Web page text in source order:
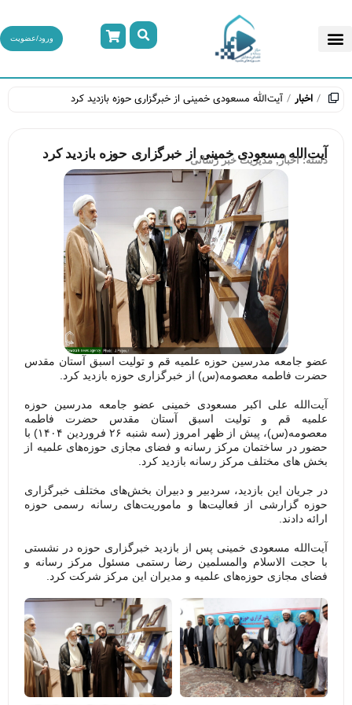
ورود/عضویت
اخبار آیت‌الله مسعودی خمینی از خبرگزاری حوزه بازدید کرد
آیت‌الله مسعودی خمینی از خبرگزاری حوزه بازدید کرد
دسته:اخبار,مدیریت خبر رسانی
عضو جامعه مدرسین حوزه علمیه قم و تولیت اسبق آستان مقدس
حضرت فاطمه معصومه(س) از خبرگزاری حوزه بازدید کرد.
آیت‌الله علی اکبر مسعودی خمینی عضو جامعه مدرسین حوزه
علمیه قم و تولیت اسبق آستان مقدس حضرت فاطمه
معصومه(س)، پیش از ظهر امروز (سه شنبه ۲۶ فروردین ۱۴۰۴) با
حضور در ساختمان مرکز رسانه و فضای مجازی حوزه‌های علمیه از
بخش های مختلف مرکز رسانه بازدید کرد.
در جریان این بازدید، سردبیر و دبیران بخش‌های مختلف خبرگزاری
حوزه گزارشی از فعالیت‌ها و ماموریت‌های رسانه رسمی حوزه
ارائه دادند.
آیت‌الله مسعودی خمینی پس از بازدید خبرگزاری حوزه در نشستی
با حجت الاسلام والمسلمین رضا رستمی مسئول مرکز رسانه و
فضای مجازی حوزه‌های علمیه و مدیران این مرکز شرکت کرد.